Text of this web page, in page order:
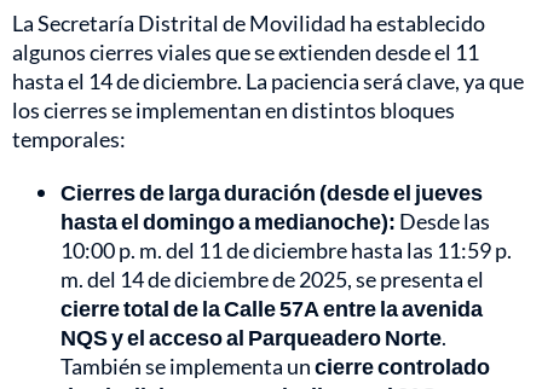
La Secretaría Distrital de Movilidad ha establecido
algunos cierres viales que se extienden desde el 11
hasta el 14 de diciembre. La paciencia será clave, ya que
los cierres se implementan en distintos bloques
temporales:
Cierres de larga duración (desde el jueves
hasta el domingo a medianoche): Desde las
10:00 p. m. del 11 de diciembre hasta las 11:59 p.
m. del 14 de diciembre de 2025, se presenta el
cierre total de la Calle 57A entre la avenida
NQS y el acceso al Parqueadero Norte.
También se implementa uncierre controlado